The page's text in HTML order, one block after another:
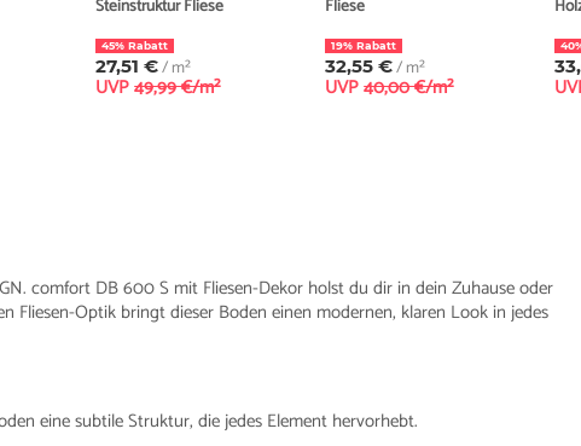
Steinstruktur Fliese
45% Rabatt
27,51 €/ m²
UVP 49,99 €/m²
Fliese
19% Rabatt
32,55 €/ m²
UVP 40,00 €/m²
comfort DB 600 S mit Fliesen-Dekor holst du dir in dein Zuhause oder
Fliesen-Optik bringt dieser Boden einen modernen, klaren Look in jedes
eine subtile Struktur, die jedes Element hervorhebt.